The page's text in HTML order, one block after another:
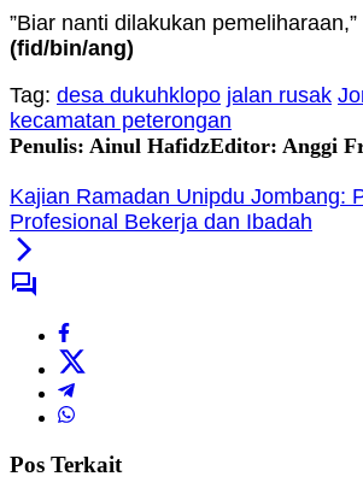
”Biar nanti dilakukan
(fid/bin/ang)
Tag: desa dukuhklopo jalan rusak
kecamatan peterongan
Penulis: Ainul HafidzEditor: Anggi
Kajian Ramadan Unipdu Jombang:
Profesional Bekerja dan Ibadah
Pos Terkait